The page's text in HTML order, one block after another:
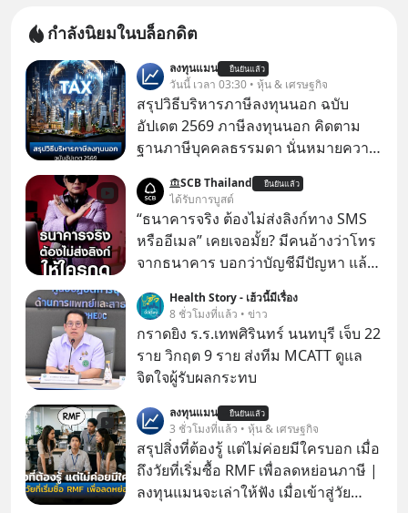
กำลังนิยมในบล็อกดิต
ลงทุนแมน ยืนยันแล้ว
วันนี้ เวลา 03:30 • หุ้น & เศรษฐกิจ
สรุปวิธีบริหารภาษีลงทุนนอก ฉบับ
อัปเดต 2569 ภาษีลงทุนนอก คิดตาม
ฐานภาษีบุคคลธรรมดา นั่นหมายความ
SCB Thailand ยืนยันแล้ว
ได้รับการบูสต์
“ธนาคารจริง ต้องไม่ส่งลิงก์ทาง SMS
หรืออีเมล” เคยเจอมั้ย? มีคนอ้างว่าโทร
จากธนาคาร บอกว่าบัญชีมีปัญหา แล้ว
ทันที มาฟัง “ป้าเก๋าเล่ากลโกง” เพื่อรู้ทัน
มุกหลอกลวงในคราบความน่าเชื่อถือ
กันค่ะ #แก้เกมกลโกง #ป้าเก๋าเล่ากล
โกง #LivesSustainably #อยู่อย่าง
ยั่งยืน #CyberSecurity #ป้าเก๋า
#FraudEducation #FinancialLiteracy
#DigitalBankWithHumanTouch
Health Story - เฮ้วนี้มีเรื่อง
8 ชั่วโมงที่แล้ว • ข่าว
กราดยิง ร.ร.เทพศิรินทร์ นนทบุรี เจ็บ 22
ราย วิกฤต 9 ราย ส่งทีม MCATT ดูแล
จิตใจผู้รับผลกระทบ
ลงทุนแมน ยืนยันแล้ว
3 ชั่วโมงที่แล้ว • หุ้น & เศรษฐกิจ
สรุปสิ่งที่ต้องรู้ แต่ไม่ค่อยมีใครบอก เมื่อ
ถึงวัยที่เริ่มซื้อ RMF เพื่อลดหย่อนภาษี |
ลงทุนแมนจะเล่าให้ฟัง เมื่อเข้าสู่วัย